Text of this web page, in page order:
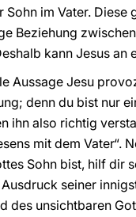
Sohn im Vater.
Beziehung
kann Jesus an
Aussage Jesu
denn du bist nur
ihn also richtig
mit dem Vater“.
Sohn bist, hilf dir
seiner
des unsichtbaren